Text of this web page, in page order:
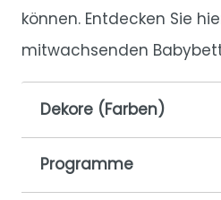
können. Entdecken Sie
mitwachsenden
Dekore (Farben)
Programme